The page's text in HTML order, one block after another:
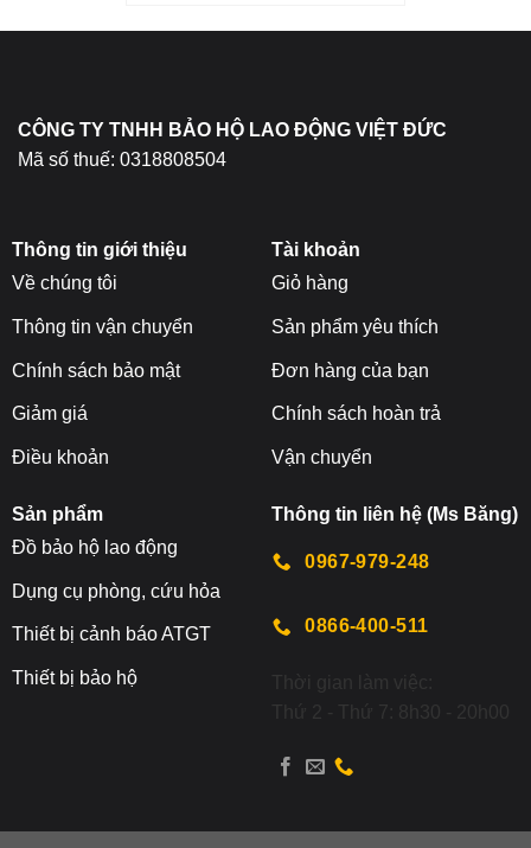
CÔNG TY TNHH BẢO HỘ LAO ĐỘNG VIỆT ĐỨC
Mã số thuế: 0318808504
Thông tin giới thiệu
Về chúng tôi
Thông tin vận chuyển
Chính sách bảo mật
Giảm giá
Điều khoản
Tài khoản
Giỏ hàng
Sản phẩm yêu thích
Đơn hàng của bạn
Chính sách hoàn trả
Vận chuyển
Sản phẩm
Đồ bảo hộ lao động
Dụng cụ phòng, cứu hỏa
Thiết bị cảnh báo ATGT
Thiết bị bảo hộ
Thông tin liên hệ (Ms Băng)
0967-979-248
0866-400-511
Thời gian làm việc:
Thứ 2 - Thứ 7: 8h30 - 20h00